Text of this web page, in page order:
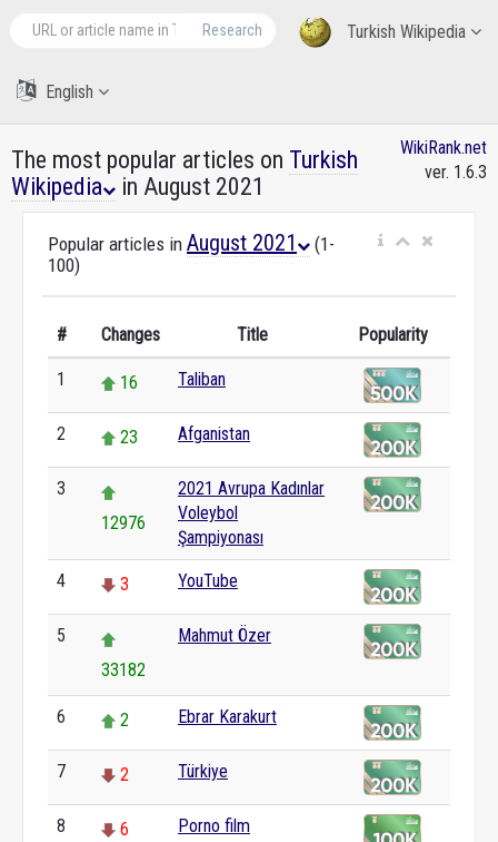
Turkish Wikipedia
Research
English
The most popular articles on Turkish
Wikipedia
in August 2021
WikiRank.net
ver. 1.6.3
Popular articles in August 2021
(1-
100)
# Changes Title Popularity
1 16 Taliban
2 23 Afganistan
3
12976
2021 Avrupa Kadınlar
Voleybol
Şampiyonası
4 3 YouTube
5
33182
Mahmut Özer
6 2 Ebrar Karakurt
7 2 Türkiye
8 6 Porno film